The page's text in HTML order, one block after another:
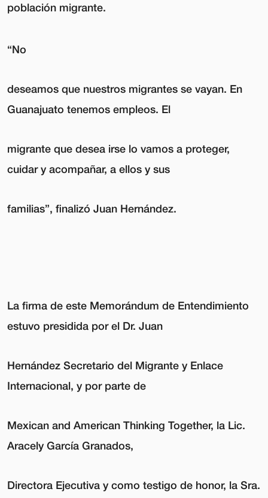
población migrante.
“No
deseamos que nuestros migrantes se vayan. En
Guanajuato tenemos empleos. El
migrante que desea irse lo vamos a proteger,
cuidar y acompañar, a ellos y sus
familias”, finalizó Juan Hernández.
La firma de este Memorándum de Entendimiento
estuvo presidida por el Dr. Juan
Hernández Secretario del Migrante y Enlace
Internacional, y por parte de
Mexican and American Thinking Together, la Lic.
Aracely García Granados,
Directora Ejecutiva y como testigo de honor, la Sra.